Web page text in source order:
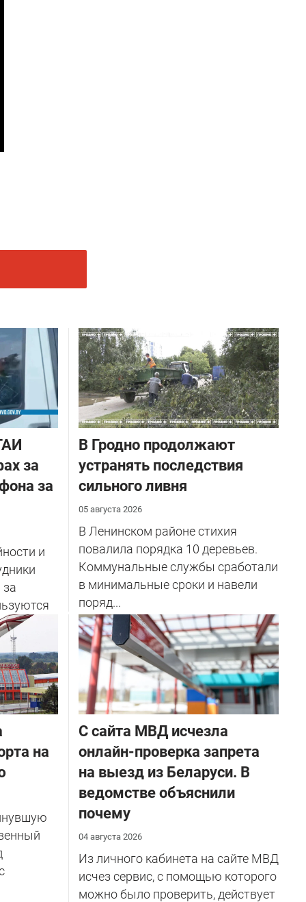
за
за
и
В Гродно продолжают
устранять последствия
сильного ливня
05 августа 2026
В Ленинском районе стихия
повалила порядка 10 деревьев.
Коммунальные службы сработали
в минимальные сроки и навели
поряд...
на
С сайта МВД исчезла
онлайн-проверка запрета
на выезд из Беларуси. В
ведомстве объяснили
почему
04 августа 2026
Из личного кабинета на сайте МВД
исчез сервис, с помощью которого
можно было проверить, действует